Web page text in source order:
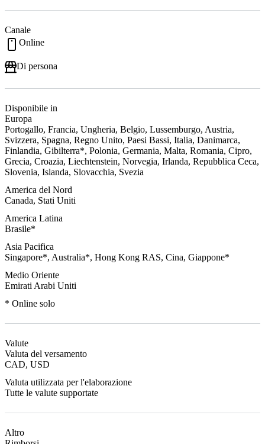
Canale
Online
Di persona
Disponibile in
Europa
Portogallo, Francia, Ungheria, Belgio, Lussemburgo, Austria,
Svizzera, Spagna, Regno Unito, Paesi Bassi, Italia, Danimarca,
Finlandia, Gibilterra*, Polonia, Germania, Malta, Romania, Cipro,
Grecia, Croazia, Liechtenstein, Norvegia, Irlanda, Repubblica Ceca,
Slovenia, Islanda, Slovacchia, Svezia
America del Nord
Canada, Stati Uniti
America Latina
Brasile*
Asia Pacifica
Singapore*, Australia*, Hong Kong RAS, Cina, Giappone*
Medio Oriente
Emirati Arabi Uniti
* Online solo
Valute
Valuta del versamento
CAD, USD
Valuta utilizzata per l'elaborazione
Tutte le valute supportate
Altro